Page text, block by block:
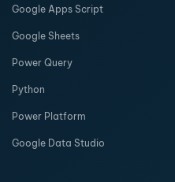
Google Apps Script
Google Sheets
Power Query
Python
Power Platform
Google Data Studio